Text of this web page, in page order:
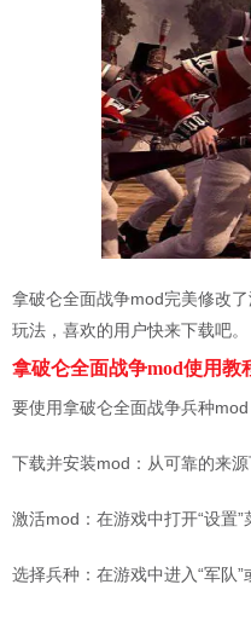
拿破仑全面战争mod完美修改
玩法，喜欢的用户快来下载吧。
拿破仑全面战争mod使用教
要使用拿破仑全面战争兵种
下载并安装mod：从可靠的来
激活mod：在游戏中打开“设置
选择兵种：在游戏中进入“军队